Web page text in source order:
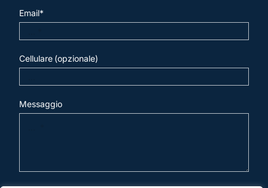
Email*
Cellulare (opzionale)
Messaggio